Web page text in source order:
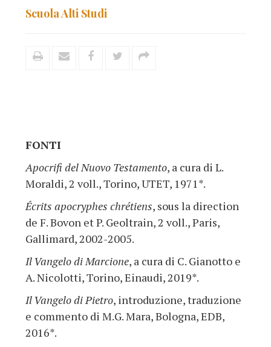
Scuola Alti Studi
FONTI
Apocrifi del Nuovo Testamento, a cura di L.
Moraldi, 2 voll., Torino, UTET, 1971*.
Écrits apocryphes chrétiens, sous la direction
de F. Bovon et P. Geoltrain, 2 voll., Paris,
Gallimard, 2002-2005.
Il Vangelo di Marcione, a cura di C. Gianotto e
A. Nicolotti, Torino, Einaudi, 2019*.
Il Vangelo di Pietro, introduzione, traduzione
e commento di M.G. Mara, Bologna, EDB,
2016*.